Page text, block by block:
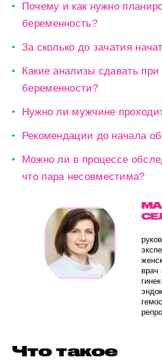
Почему и как нужно
беременность?
За сколько до зачатия
Какие анализы сдавать
беременности?
Нужно ли мужчине
Рекомендации до начала
Можно ли в процессе
что пара несовместима?
врач
Что такое